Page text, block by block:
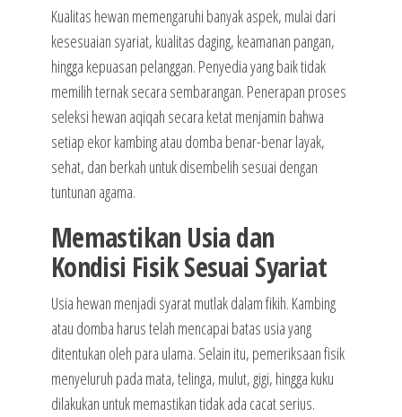
Kualitas hewan memengaruhi banyak aspek, mulai dari
kesesuaian syariat, kualitas daging, keamanan pangan,
hingga kepuasan pelanggan. Penyedia yang baik tidak
memilih ternak secara sembarangan. Penerapan proses
seleksi hewan aqiqah secara ketat menjamin bahwa
setiap ekor kambing atau domba benar-benar layak,
sehat, dan berkah untuk disembelih sesuai dengan
tuntunan agama.
Memastikan Usia dan
Kondisi Fisik Sesuai Syariat
Usia hewan menjadi syarat mutlak dalam fikih. Kambing
atau domba harus telah mencapai batas usia yang
ditentukan oleh para ulama. Selain itu, pemeriksaan fisik
menyeluruh pada mata, telinga, mulut, gigi, hingga kuku
dilakukan untuk memastikan tidak ada cacat serius.